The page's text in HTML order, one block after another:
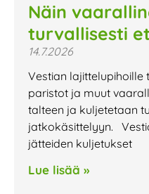
Näin
turvallisesti
14.7.2026
Vestian lajittelupihoille
paristot ja muut
talteen ja kuljetetaan
jatkokäsittelyyn.
jätteiden kuljetukset
Lue lisää »